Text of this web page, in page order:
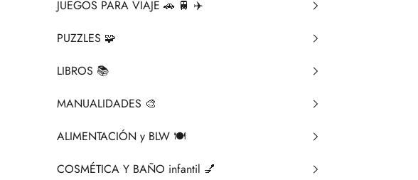
JUEGOS PARA VIAJE 🚗 🚆 ✈️
PUZZLES 🧩
LIBROS 📚​
MANUALIDADES 🎨​
ALIMENTACIÓN y BLW 🍽️
COSMÉTICA Y BAÑO infantil 💅